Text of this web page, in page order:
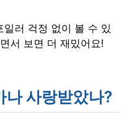
일러 걱정 없이 볼 수 있
서 보면 더 재밌어요!
나 사랑받았나?